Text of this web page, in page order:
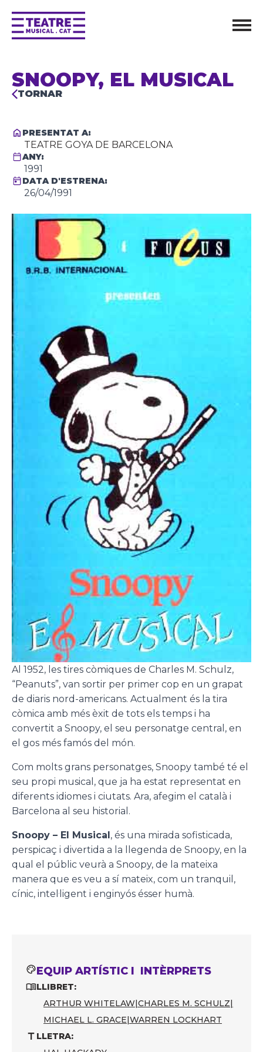
SNOOPY, EL MUSICAL
TORNAR
PRESENTAT A:
TEATRE GOYA DE BARCELONA
ANY:
1991
DATA D'ESTRENA:
26/04/1991
Al 1952, les tires còmiques de Charles M. Schulz,
“Peanuts”, van sortir per primer cop en un grapat
de diaris nord-americans. Actualment és la tira
còmica amb més èxit de tots els temps i ha
convertit a Snoopy, el seu personatge central, en
el gos més famós del món.
Com molts grans personatges, Snoopy també té el
seu propi musical, que ja ha estat representat en
diferents idiomes i ciutats. Ara, afegim el català i
Barcelona al seu historial.
Snoopy – El Musical, és una mirada sofisticada,
perspicaç i divertida a la llegenda de Snoopy, en la
qual el públic veurà a Snoopy, de la mateixa
manera que es veu a sí mateix, com un tranquil,
cínic, intel·ligent i enginyós ésser humà.
EQUIP ARTÍSTIC I INTÈRPRETS
LLIBRET:
ARTHUR WHITELAW|CHARLES M. SCHULZ|
MICHAEL L. GRACE|WARREN LOCKHART
LLETRA: